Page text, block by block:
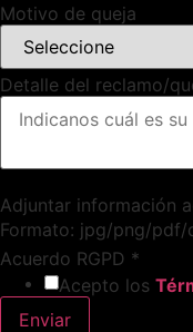
Motivo de queja
Detalle del reclamo/
Adjuntar información
Formato: jpg/png/pdf/
Acuerdo RGPD *
Acepto los
Enviar